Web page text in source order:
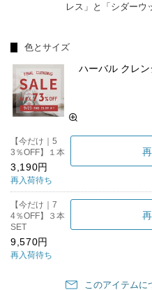
レス」と「シダーウ
色とサイズ
ハーバル クレ
【今だけ｜5
3％OFF】１本
3,190円
再入荷待ち
【今だけ｜7
4％OFF】３本
SET
9,570円
再入荷待ち
このアイテムに